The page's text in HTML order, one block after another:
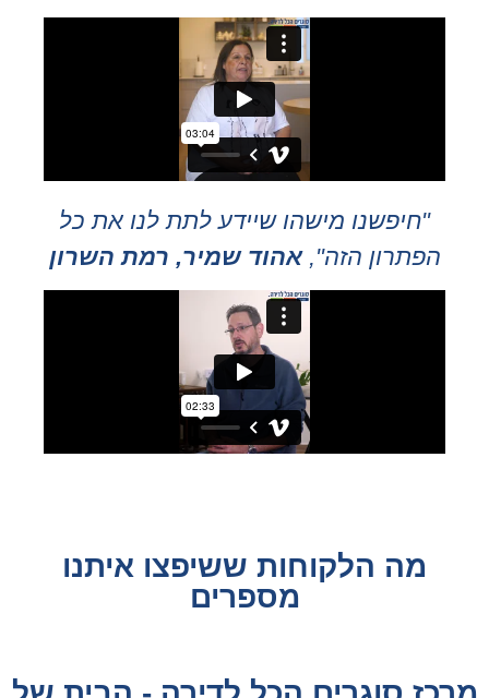
"חיפשנו מישהו שיידע לתת לנו את כל
הפתרון הזה",אהוד שמיר, רמת השרון
מה הלקוחות ששיפצו איתנו
מספרים